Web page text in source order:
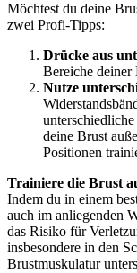
Möchtest du deine
zwei Profi-Tipps:
Drücke aus
Bereiche deiner
Nutze
deine Brust
Positionen
Trainiere die Brust
Indem du in einem
auch im anliegenden
das Risiko für
insbesondere in den
Brustmuskulatur